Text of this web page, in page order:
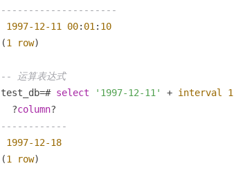
---------------------
1997-12-11 00: 01 : 10
(1 row)
-- 运算表达式
test_db=# select '1997-12-11' + interval 1
  ?
column
------------
1997-12-18
(1 row)